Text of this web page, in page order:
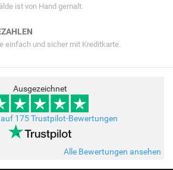
ist von Hand gemalt.
einfach und sicher mit Kreditkarte.
Ausgezeichnet
175 Trustpilot-Bewertungen
Alle Bewertungen ansehen